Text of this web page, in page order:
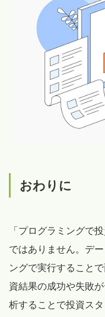
おわりに
「プログラミングで
ではありません。デ
ングで実行すること
資結果の成功や失敗
析することで投資ス